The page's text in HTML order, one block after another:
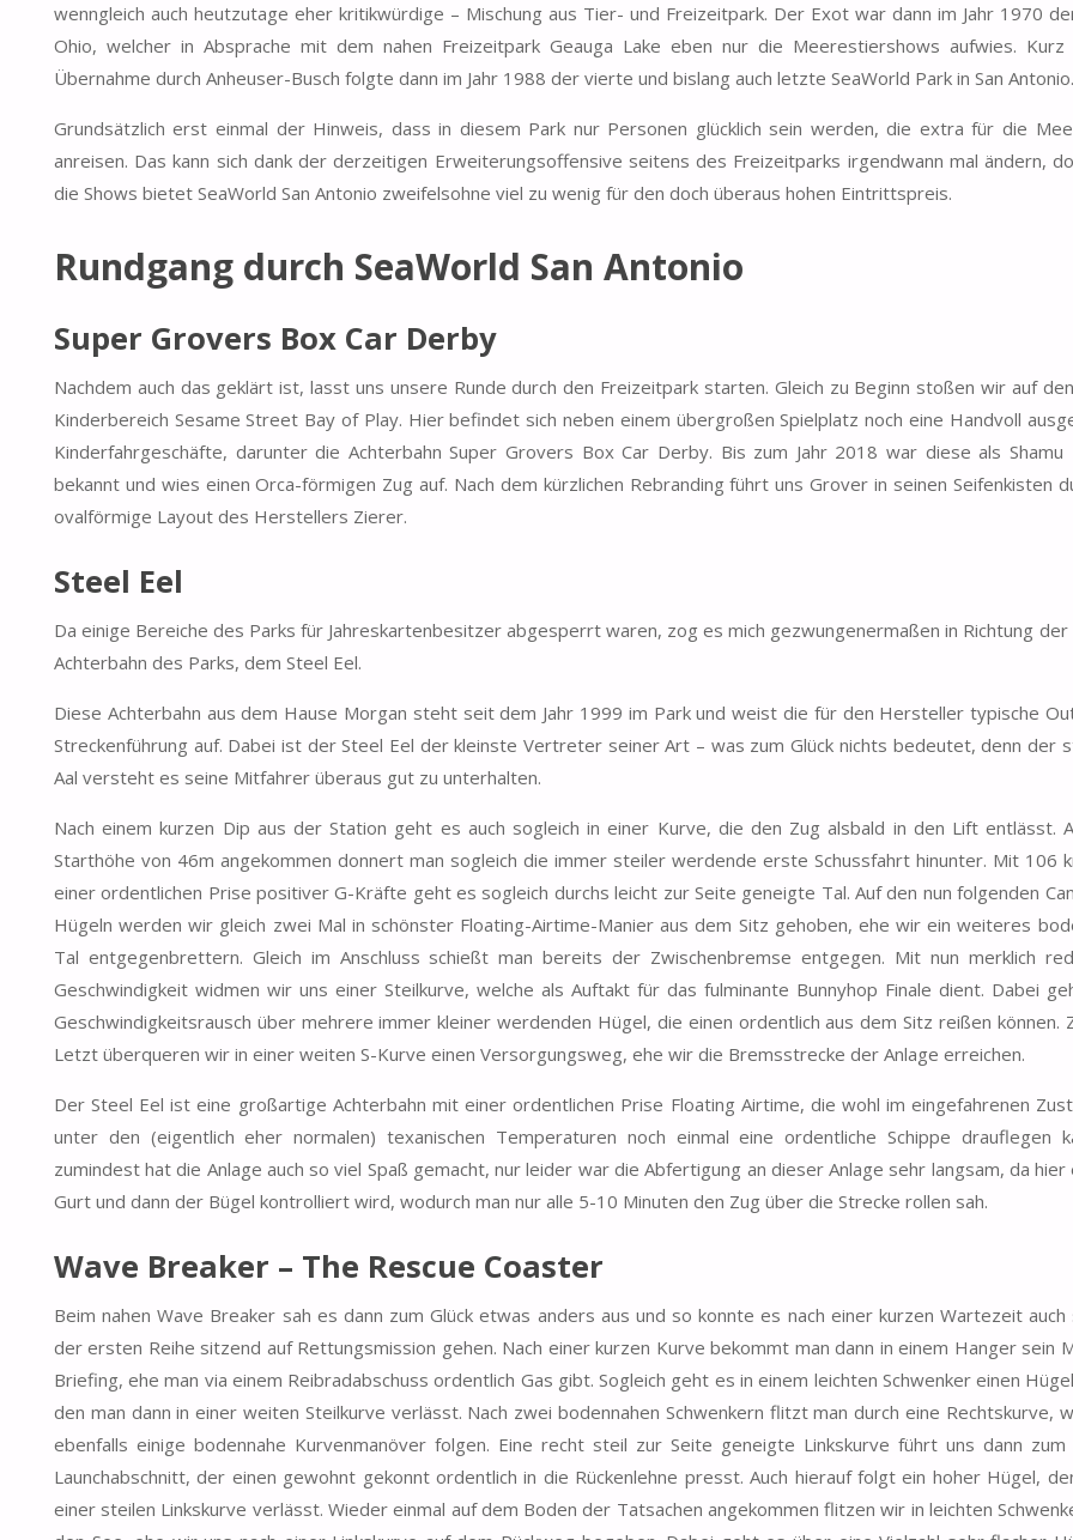
wenngleich auch heutzutage eher kritikwürdige – Mischung aus Tier- und Freizeitpark. Der Exot war dann im Jahr 1970
Ohio, welcher in Absprache mit dem nahen Freizeitpark Geauga Lake eben nur die Meerestiershows aufwies.
Übernahme durch Anheuser-Busch folgte dann im Jahr 1988 der vierte und bislang auch letzte SeaWorld Park in San Antonio.
Grundsätzlich erst einmal der Hinweis, dass in diesem Park nur Personen glücklich sein werden, die extra für die
anreisen. Das kann sich dank der derzeitigen Erweiterungsoffensive seitens des Freizeitparks irgendwann mal ändern,
die Shows bietet SeaWorld San Antonio zweifelsohne viel zu wenig für den doch überaus hohen Eintrittspreis.
Rundgang durch SeaWorld San Antonio
Super Grovers Box Car Derby
Nachdem auch das geklärt ist, lasst uns unsere Runde durch den Freizeitpark starten. Gleich zu Beginn stoßen wir auf
Kinderbereich Sesame Street Bay of Play. Hier befindet sich neben einem übergroßen Spielplatz noch eine Handvoll
Kinderfahrgeschäfte, darunter die Achterbahn Super Grovers Box Car Derby. Bis zum Jahr 2018 war diese als Shamu
bekannt und wies einen Orca-förmigen Zug auf. Nach dem kürzlichen Rebranding führt uns Grover in seinen Seifenkisten
ovalförmige Layout des Herstellers Zierer.
Steel Eel
Da einige Bereiche des Parks für Jahreskartenbesitzer abgesperrt waren, zog es mich gezwungenermaßen in Richtung
Achterbahn des Parks, dem Steel Eel.
Diese Achterbahn aus dem Hause Morgan steht seit dem Jahr 1999 im Park und weist die für den Hersteller typische
Streckenführung auf. Dabei ist der Steel Eel der kleinste Vertreter seiner Art – was zum Glück nichts bedeutet, denn der
Aal versteht es seine Mitfahrer überaus gut zu unterhalten.
Nach einem kurzen Dip aus der Station geht es auch sogleich in einer Kurve, die den Zug alsbald in den Lift entlässt.
Starthöhe von 46m angekommen donnert man sogleich die immer steiler werdende erste Schussfahrt hinunter. Mit 106
einer ordentlichen Prise positiver G-Kräfte geht es sogleich durchs leicht zur Seite geneigte Tal. Auf den nun folgenden
Hügeln werden wir gleich zwei Mal in schönster Floating-Airtime-Manier aus dem Sitz gehoben, ehe wir ein weiteres
Tal entgegenbrettern. Gleich im Anschluss schießt man bereits der Zwischenbremse entgegen. Mit nun merklich
Geschwindigkeit widmen wir uns einer Steilkurve, welche als Auftakt für das fulminante Bunnyhop Finale dient. Dabei
Geschwindigkeitsrausch über mehrere immer kleiner werdenden Hügel, die einen ordentlich aus dem Sitz reißen können.
Letzt überqueren wir in einer weiten S-Kurve einen Versorgungsweg, ehe wir die Bremsstrecke der Anlage erreichen.
Der Steel Eel ist eine großartige Achterbahn mit einer ordentlichen Prise Floating Airtime, die wohl im eingefahrenen
unter den (eigentlich eher normalen) texanischen Temperaturen noch einmal eine ordentliche Schippe drauflegen
zumindest hat die Anlage auch so viel Spaß gemacht, nur leider war die Abfertigung an dieser Anlage sehr langsam, da
Gurt und dann der Bügel kontrolliert wird, wodurch man nur alle 5-10 Minuten den Zug über die Strecke rollen sah.
Wave Breaker – The Rescue Coaster
Beim nahen Wave Breaker sah es dann zum Glück etwas anders aus und so konnte es nach einer kurzen Wartezeit auch
der ersten Reihe sitzend auf Rettungsmission gehen. Nach einer kurzen Kurve bekommt man dann in einem Hanger sein
Briefing, ehe man via einem Reibradabschuss ordentlich Gas gibt. Sogleich geht es in einem leichten Schwenker einen
den man dann in einer weiten Steilkurve verlässt. Nach zwei bodennahen Schwenkern flitzt man durch eine Rechtskurve,
ebenfalls einige bodennahe Kurvenmanöver folgen. Eine recht steil zur Seite geneigte Linkskurve führt uns dann
Launchabschnitt, der einen gewohnt gekonnt ordentlich in die Rückenlehne presst. Auch hierauf folgt ein hoher Hügel,
einer steilen Linkskurve verlässt. Wieder einmal auf dem Boden der Tatsachen angekommen flitzen wir in leichten